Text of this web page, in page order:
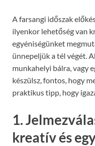
A farsangi időszak
ilyenkor lehetőség van
egyéniségünket
ünnepeljük a tél végét.
munkahelyi bálra, vagy
készülsz, fontos, hogy
praktikus tipp, hogy
1.
kreatív és